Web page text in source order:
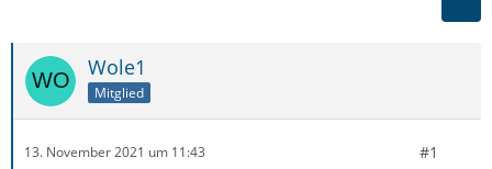
Wole1
Mitglied
13. November 2021 um 11:43 #1